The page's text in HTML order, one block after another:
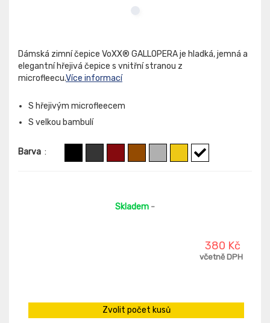
Dámská zimní čepice VoXX® GALLOPERA je hladká, jemná a
elegantní hřejivá čepice s vnitřní stranou z
microfleecu.Více informací
S hřejivým microfleecem
S velkou bambulí
Barva :
Skladem -
380 Kč
včetně DPH
Zvolit počet kusů